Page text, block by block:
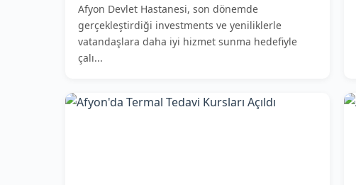
Afyon Devlet Hastanesi, son dönemde
gerçekleştirdiği investments ve yeniliklerle
vatandaşlara daha iyi hizmet sunma hedefiyle
çalı...